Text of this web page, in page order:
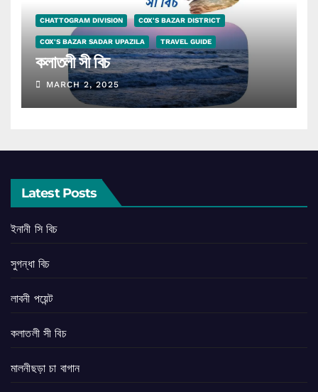
CHATTOGRAM DIVISION COX'S BAZAR DISTRICT
COX'S BAZAR SADAR UPAZILA TRAVEL GUIDE
কলাতলী সী বিচ
MARCH 2, 2025
Latest Posts
ইনানী সি বিচ
সুগন্ধা বিচ
লাবনী পয়েন্ট
কলাতলী সী বিচ
মালনীছড়া চা বাগান